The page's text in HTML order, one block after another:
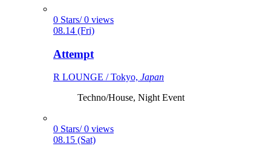
0 Stars/ 0 views
08.14 (Fri)
Attempt
R LOUNGE / Tokyo, Japan
Techno/House, Night Event
0 Stars/ 0 views
08.15 (Sat)